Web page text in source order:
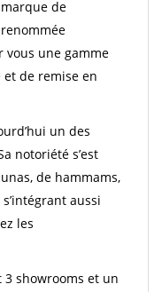
marque de
renommée
vous une gamme
de remise en
un des
notoriété s’est
de hammams,
aussi
les
3 showrooms et un